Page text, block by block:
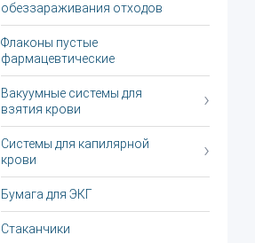
обеззараживания отходов
Флаконы пустые
фармацевтические
Вакуумные системы для
взятия крови
Системы для капилярной
крови
Бумага для ЭКГ
Стаканчики